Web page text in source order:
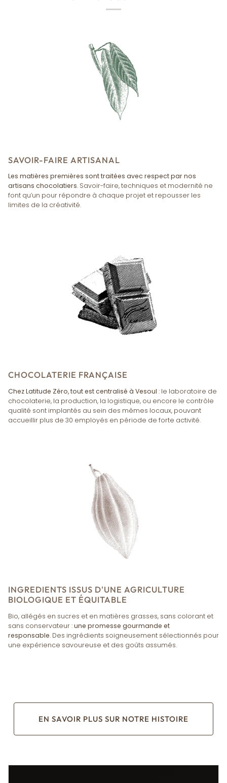
SAVOIR-FAIRE ARTISANAL
Les matières premières sont traitées avec respect par nos
artisans chocolatiers. Savoir-faire, techniques et modernité ne
font qu’un pour répondre à chaque projet et repousser les
limites de la créativité.
CHOCOLATERIE FRANÇAISE
Chez Latitude Zéro, tout est centralisé à Vesoul : le laboratoire de
chocolaterie, la production, la logistique, ou encore le contrôle
qualité sont implantés au sein des mêmes locaux, pouvant
accueillir plus de 30 employés en période de forte activité.
INGREDIENTS ISSUS D'UNE AGRICULTURE
BIOLOGIQUE ET ÉQUITABLE
Bio, allégés en sucres et en matières grasses, sans colorant et
sans conservateur :une promesse gourmande et
responsable. Des ingrédients soigneusement sélectionnés pour
une expérience savoureuse et des goûts assumés.
EN SAVOIR PLUS SUR NOTRE HISTOIRE